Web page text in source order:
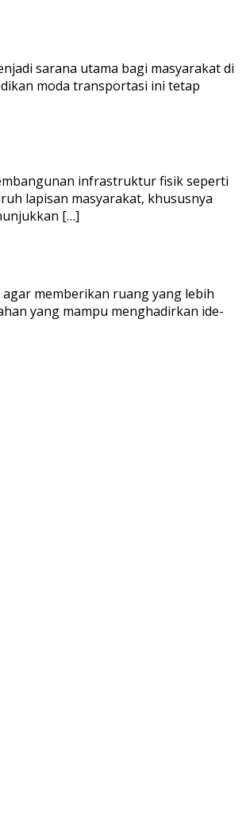
sarana utama bagi masyarakat di
moda transportasi ini tetap
infrastruktur fisik seperti
lapisan masyarakat, khususnya
[…]
memberikan ruang yang lebih
yang mampu menghadirkan ide-